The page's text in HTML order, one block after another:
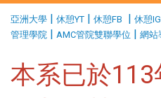
亞洲大學 | 休憩YT | 休憩FB | 休憩IG
管理學院 | AMC管院雙聯學位 | 網站
本系已於